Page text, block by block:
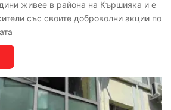
живее в района на Кършияка и е
със своите доброволни акции по